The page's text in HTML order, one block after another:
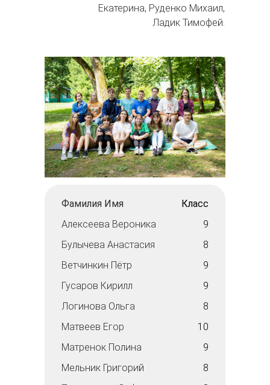
Екатерина, Руденко Михаил,
Ладик Тимофей.
Фамилия Имя
Алексеева Вероника
Булычева Анастасия
Ветчинкин Пётр
Гусаров Кирилл
Логинова Ольга
Матвеев Егор
Матренок Полина
Мельник Григорий
Класс
9
8
9
9
8
10
9
8